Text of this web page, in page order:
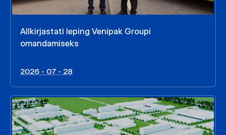
Allkirjastati leping Venipak Groupi
omandamiseks
2026 - 07 - 28